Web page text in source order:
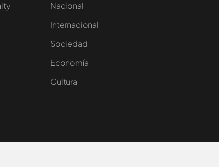
Nacional
Internacional
Sociedad
Economía
Cultura